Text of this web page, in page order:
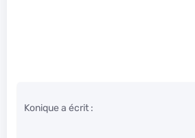
Konique a écrit :